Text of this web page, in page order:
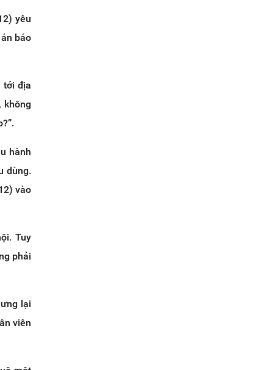
yêu
báo
tới địa
không
hành
dùng.
vào
Tuy
phải
lại
viên